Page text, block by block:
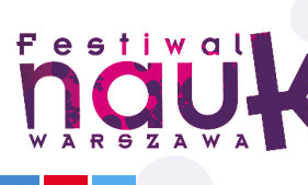
Przejdź
treści